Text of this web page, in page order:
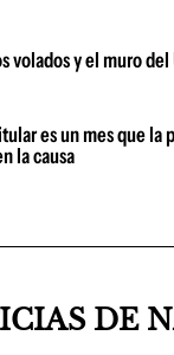
volados y el muro
es un mes que
la causa
DE